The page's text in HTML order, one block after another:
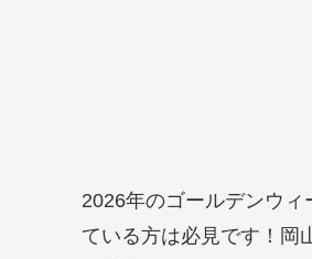
2026年のゴールデンウ
ている方は必見です！岡